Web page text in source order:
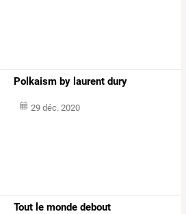
Polkaism by laurent dury
29 déc. 2020
Tout le monde debout